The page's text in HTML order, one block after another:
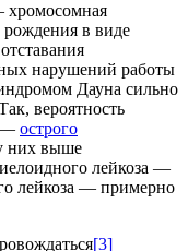
хромосомная
рождения в виде
нарушений работы
Дауна сильно
вероятность
— острого
них выше
лейкоза —
лейкоза — примерно
[3]